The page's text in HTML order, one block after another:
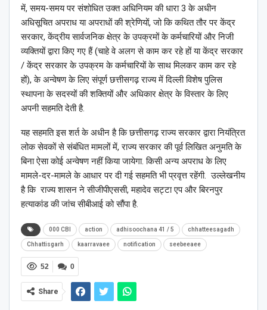
में, समय-समय पर संशोधित उक्त अधिनियम की धारा 3 के अधीन
अधिसूचित अपराध या अपराधों की श्रेणियों, जो कि कथित तौर पर केंद्र
सरकार, केंद्रीय सार्वजनिक क्षेत्र के उपक्रमों के कर्मचारियों और निजी
व्यक्तियों द्वारा किए गए हैं (चाहे वे अलग से काम कर रहे हों या केंद्र सरकार
/ केंद्र सरकार के उपक्रम के कर्मचारियों के साथ मिलकर काम कर रहे
हों), के अन्वेषण के लिए संपूर्ण छत्तीसगढ़ राज्य में दिल्ली विशेष पुलिस
स्थापना के सदस्यों की शक्तियों और अधिकार क्षेत्र के विस्तार के लिए
अपनी सहमति देती है.
यह सहमति इस शर्त के अधीन है कि छत्तीसगढ़ राज्य सरकार द्वारा नियंत्रित
लोक सेवकों से संबंधित मामलों में, राज्य सरकार की पूर्व लिखित अनुमति के
बिना ऐसा कोई अन्वेषण नहीं किया जायेगा. किसी अन्य अपराध के लिए
मामले-दर-मामले के आधार पर दी गई सहमति भी प्रवृत्त रहेंगी. उल्लेखनीय
है कि राज्य शासन ने सीजीपीएससी, महादेव सट्टा एप और बिरनपुर
हत्याकांड की जांच सीबीआई को सौंपा है.
000 CBI action adhisoochana 41 / 5 chhatteesagadh
Chhattisgarh kaarravaee notification seebeeaee
0
52
Share